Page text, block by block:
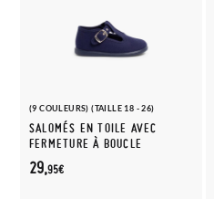
(9 COULEURS) (TAILLE 18 - 26)
SALOMÉS EN TOILE AVEC
FERMETURE À BOUCLE
29,95€